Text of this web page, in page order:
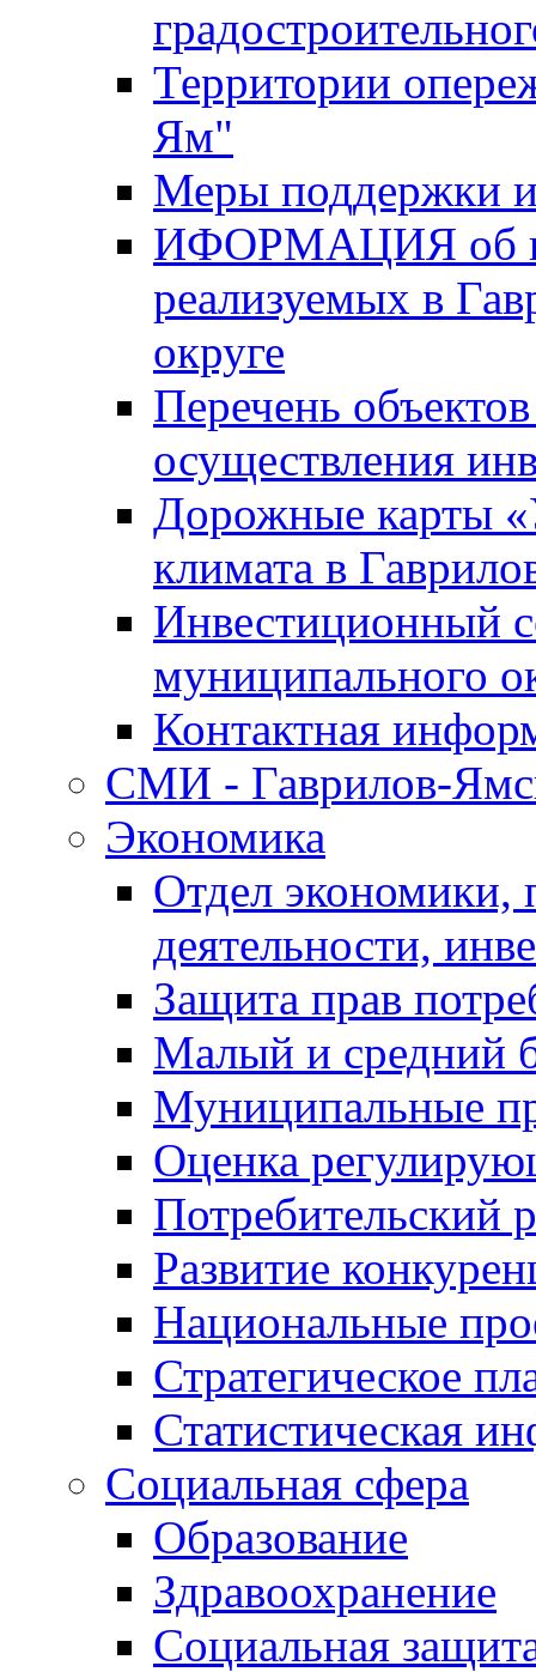
Территории
Ям"
Меры поддержки
ИФОРМАЦИЯ об
реализуемых в
округе
Перечень
осуществления
Дорожные карты
климата в
Инвестиционный
муниципального
Контактная
СМИ - Гаврилов-
Экономика
Отдел экономики,
деятельности,
Защита прав
Малый и средний
Муниципальные
Оценка
Потребительский
Развитие
Национальные
Стратегическое
Статистическая
Социальная сфера
Образование
Здравоохранение
Социальная